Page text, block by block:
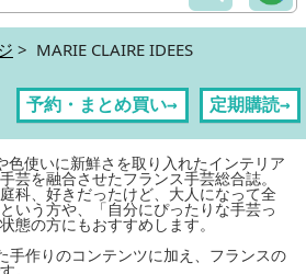
> MARIE CLAIRE IDEES
予約・まとめ買い→ 定期購読→
色使いに新鮮さを取り入れたインテリア
芸を融合させたフランス手芸総合誌。
科、好きだったけど、大人になって全
いう方や、「自分にぴったりな手芸っ
態の方にもおすすめします。
手作りのコンテンツに加え、フランスの